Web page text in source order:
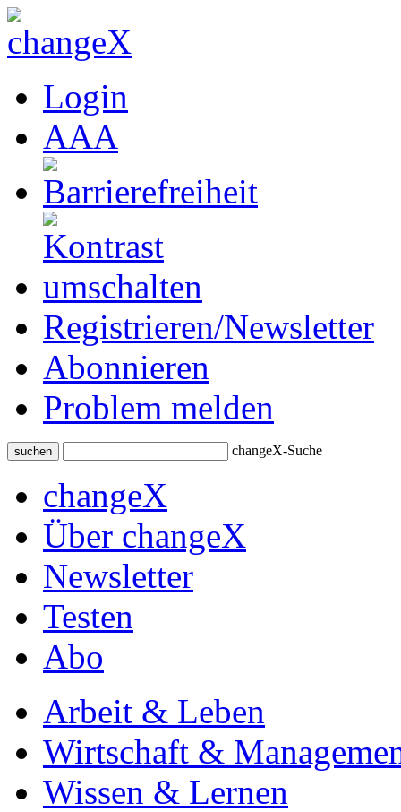
Login
AAA
Registrieren/Newsletter
Abonnieren
Problem melden
suchen changeX-Suche
changeX
Über changeX
Newsletter
Testen
Abo
Arbeit & Leben
Wirtschaft &
Wissen & Lernen